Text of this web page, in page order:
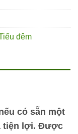
đêm
có sẵn một
tiện lợi. Được